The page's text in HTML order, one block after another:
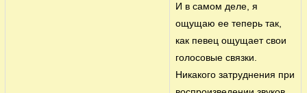
И в самом деле, я
ощущаю ее теперь так,
как певец ощущает свои
голосовые связки.
Никакого затруднения при